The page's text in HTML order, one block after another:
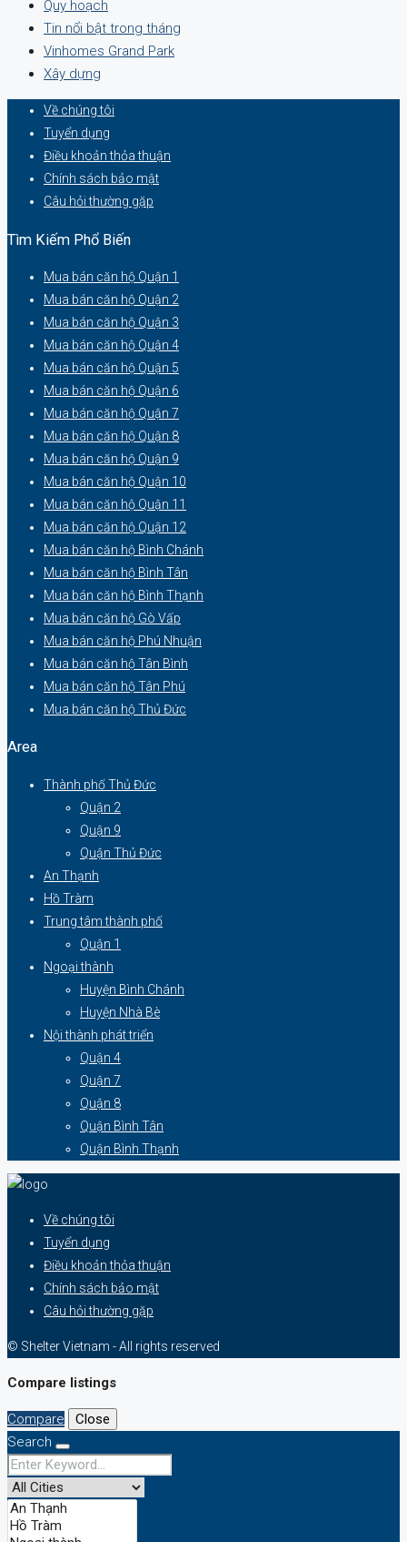
Quy hoạch
Tin nổi bật trong tháng
Vinhomes Grand Park
Xây dựng
Về chúng tôi
Tuyển dụng
Điều khoản thỏa thuận
Chính sách bảo mật
Câu hỏi thường gặp
Tìm Kiếm Phổ Biến
Mua bán căn hộ Quận 1
Mua bán căn hộ Quận 2
Mua bán căn hộ Quận 3
Mua bán căn hộ Quận 4
Mua bán căn hộ Quận 5
Mua bán căn hộ Quận 6
Mua bán căn hộ Quận 7
Mua bán căn hộ Quận 8
Mua bán căn hộ Quận 9
Mua bán căn hộ Quận 10
Mua bán căn hộ Quận 11
Mua bán căn hộ Quận 12
Mua bán căn hộ Bình Chánh
Mua bán căn hộ Bình Tân
Mua bán căn hộ Bình Thạnh
Mua bán căn hộ Gò Vấp
Mua bán căn hộ Phú Nhuận
Mua bán căn hộ Tân Bình
Mua bán căn hộ Tân Phú
Mua bán căn hộ Thủ Đức
Area
Thành phố Thủ Đức
Quận 2
Quận 9
Quận Thủ Đức
An Thạnh
Hồ Tràm
Trung tâm thành phố
Quận 1
Ngoại thành
Huyện Bình Chánh
Huyện Nhà Bè
Nội thành phát triển
Quận 4
Quận 7
Quận 8
Quận Bình Tân
Quận Bình Thạnh
Về chúng tôi
Tuyển dụng
Điều khoản thỏa thuận
Chính sách bảo mật
Câu hỏi thường gặp
© Shelter Vietnam - All rights reserved
Compare listings
Compare
Close
Search